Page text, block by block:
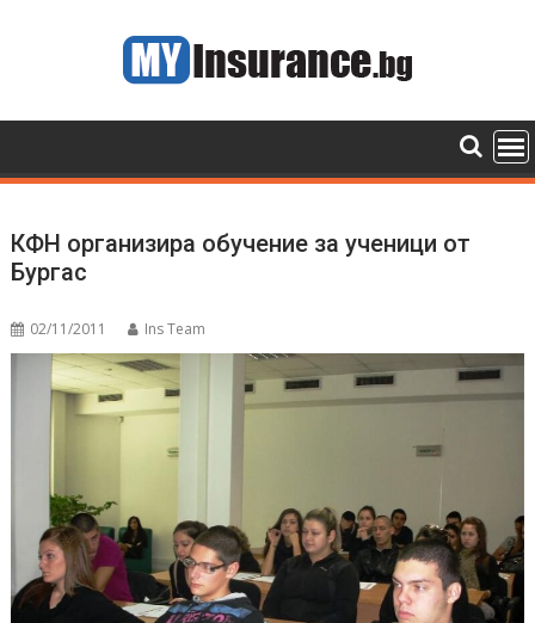
КФН организира обучение за ученици от
Бургас
02/11/2011 Ins Team